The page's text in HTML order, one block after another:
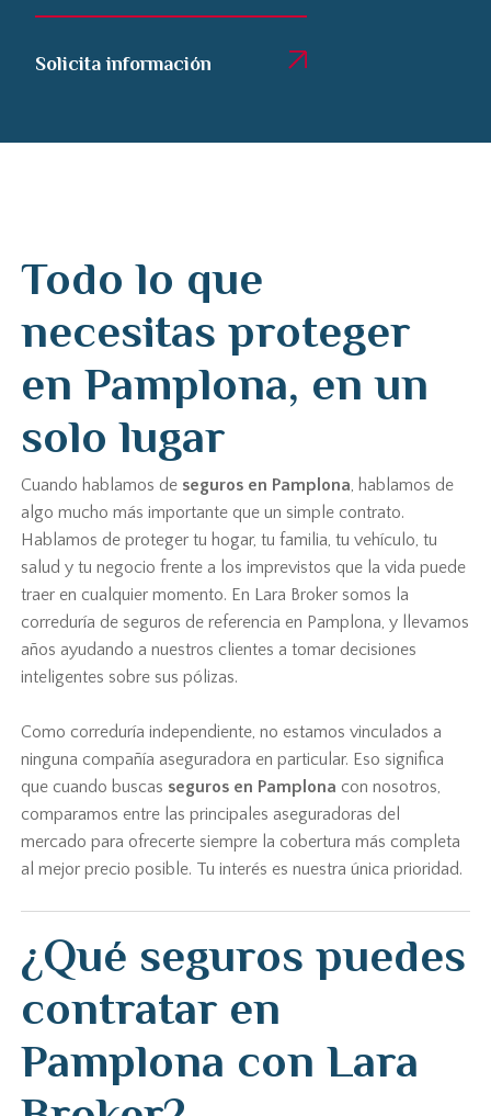
Solicita información
Todo lo que
necesitas proteger
en Pamplona, en un
solo lugar
Cuando hablamos de seguros en Pamplona, hablamos de
algo mucho más importante que un simple contrato.
Hablamos de proteger tu hogar, tu familia, tu vehículo, tu
salud y tu negocio frente a los imprevistos que la vida puede
traer en cualquier momento. En Lara Broker somos la
correduría de seguros de referencia en Pamplona, y llevamos
años ayudando a nuestros clientes a tomar decisiones
inteligentes sobre sus pólizas.
Como correduría independiente, no estamos vinculados a
ninguna compañía aseguradora en particular. Eso significa
que cuando buscas seguros en Pamplona con nosotros,
comparamos entre las principales aseguradoras del
mercado para ofrecerte siempre la cobertura más completa
al mejor precio posible. Tu interés es nuestra única prioridad.
¿Qué seguros puedes
contratar en
Pamplona con Lara